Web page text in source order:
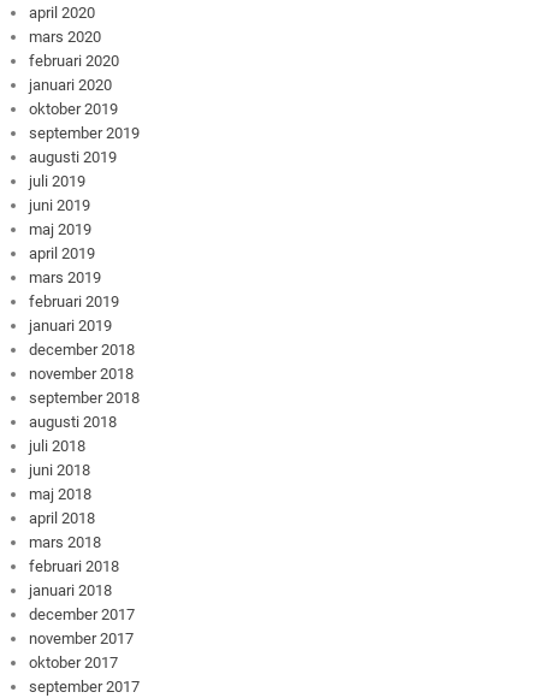
april 2020
mars 2020
februari 2020
januari 2020
oktober 2019
september 2019
augusti 2019
juli 2019
juni 2019
maj 2019
april 2019
mars 2019
februari 2019
januari 2019
december 2018
november 2018
september 2018
augusti 2018
juli 2018
juni 2018
maj 2018
april 2018
mars 2018
februari 2018
januari 2018
december 2017
november 2017
oktober 2017
september 2017